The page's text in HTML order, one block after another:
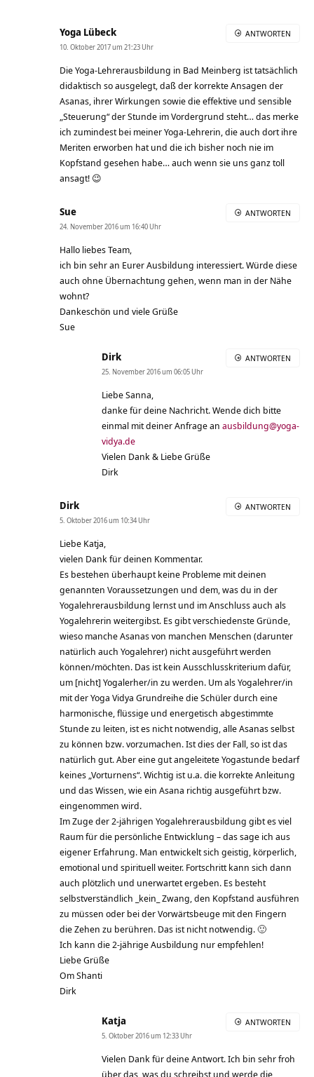
Yoga Lübeck
10. Oktober 2017 um 21:23 Uhr
Die Yoga-Lehrerausbildung in Bad Meinberg ist tatsächlich
didaktisch so ausgelegt, daß der korrekte Ansagen der
Asanas, ihrer Wirkungen sowie die effektive und sensible
„Steuerung“ der Stunde im Vordergrund steht… das merke
ich zumindest bei meiner Yoga-Lehrerin, die auch dort ihre
Meriten erworben hat und die ich bisher noch nie im
Kopfstand gesehen habe… auch wenn sie uns ganz toll
ansagt! 😉
ANTWORTEN
Sue
24. November 2016 um 16:40 Uhr
Hallo liebes Team,
ich bin sehr an Eurer Ausbildung interessiert. Würde diese
auch ohne Übernachtung gehen, wenn man in der Nähe
wohnt?
Dankeschön und viele Grüße
Sue
ANTWORTEN
Dirk
25. November 2016 um 06:05 Uhr
Liebe Sanna,
danke für deine Nachricht. Wende dich bitte
einmal mit deiner Anfrage an ausbildung@yoga-
vidya.de
Vielen Dank & Liebe Grüße
Dirk
ANTWORTEN
Dirk
5. Oktober 2016 um 10:34 Uhr
Liebe Katja,
vielen Dank für deinen Kommentar.
Es bestehen überhaupt keine Probleme mit deinen
genannten Voraussetzungen und dem, was du in der
Yogalehrerausbildung lernst und im Anschluss auch als
Yogalehrerin weitergibst. Es gibt verschiedenste Gründe,
wieso manche Asanas von manchen Menschen (darunter
natürlich auch Yogalehrer) nicht ausgeführt werden
können/möchten. Das ist kein Ausschlusskriterium dafür,
um [nicht] Yogalerher/in zu werden. Um als Yogalehrer/in
mit der Yoga Vidya Grundreihe die Schüler durch eine
harmonische, flüssige und energetisch abgestimmte
Stunde zu leiten, ist es nicht notwendig, alle Asanas selbst
zu können bzw. vorzumachen. Ist dies der Fall, so ist das
natürlich gut. Aber eine gut angeleitete Yogastunde bedarf
keines „Vorturnens“. Wichtig ist u.a. die korrekte Anleitung
und das Wissen, wie ein Asana richtig ausgeführt bzw.
eingenommen wird.
Im Zuge der 2-jährigen Yogalehrerausbildung gibt es viel
Raum für die persönliche Entwicklung – das sage ich aus
eigener Erfahrung. Man entwickelt sich geistig, körperlich,
emotional und spirituell weiter. Fortschritt kann sich dann
auch plötzlich und unerwartet ergeben. Es besteht
selbstverständlich _kein_ Zwang, den Kopfstand ausführen
zu müssen oder bei der Vorwärtsbeuge mit den Fingern
die Zehen zu berühren. Das ist nicht notwendig. 🙂
Ich kann die 2-jährige Ausbildung nur empfehlen!
Liebe Grüße
Om Shanti
Dirk
ANTWORTEN
Katja
5. Oktober 2016 um 12:33 Uhr
Vielen Dank für deine Antwort. Ich bin sehr froh
über das, was du schreibst und werde die
ANTWORTEN